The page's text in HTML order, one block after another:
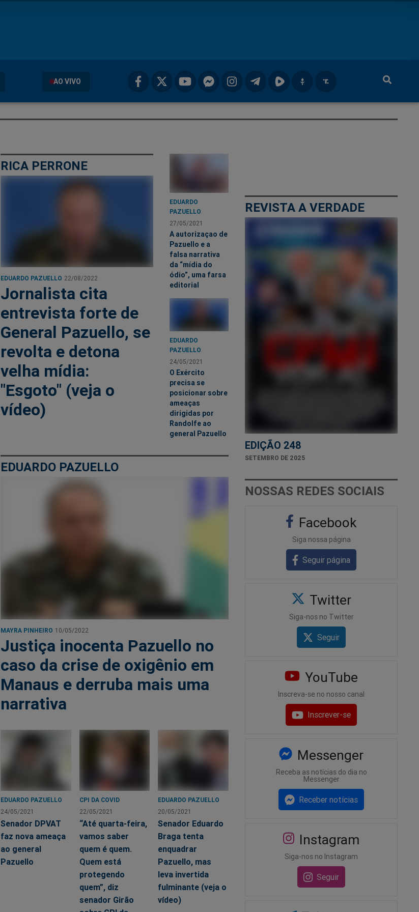
AO VIVO
RICA PERRONE
EDUARDO PAZUELLO 22/08/2022
Jornalista cita
entrevista forte de
General Pazuello, se
revolta e detona
velha mídia:
"Esgoto" (veja o
vídeo)
EDUARDO
PAZUELLO
27/05/2021
A autorizaçao de
Pazuello e a
falsa narrativa
da “mídia do
ódio”, uma farsa
editorial
EDUARDO
PAZUELLO
24/05/2021
O Exército
precisa se
posicionar sobre
ameaças
dirigidas por
Randolfe ao
general Pazuello
EDUARDO PAZUELLO
MAYRA PINHEIRO 10/05/2022
Justiça inocenta Pazuello no
caso da crise de oxigênio em
Manaus e derruba mais uma
narrativa
EDUARDO PAZUELLO
24/05/2021
Senador DPVAT
faz nova ameaça
ao general
Pazuello
CPI DA COVID
22/05/2021
“Até quarta-feira,
vamos saber
quem é quem.
Quem está
protegendo
quem”, diz
senador Girão
EDUARDO PAZUELLO
20/05/2021
Senador Eduardo
Braga tenta
enquadrar
Pazuello, mas
leva invertida
fulminante (veja o
vídeo)
REVISTA A VERDADE
EDIÇÃO 248
SETEMBRO DE 2025
NOSSAS REDES SOCIAIS
Facebook
Siga nossa página
Seguir página
Twitter
Siga-nos no Twitter
Seguir
YouTube
Inscreva-se no nosso canal
Inscrever-se
Messenger
Receba as notícias do dia no
Messenger
Receber notícias
Instagram
Siga-nos no Instagram
Seguir